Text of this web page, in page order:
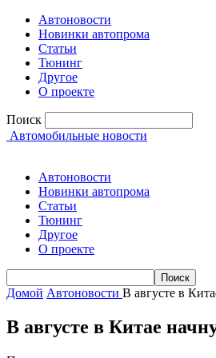
Автоновости
Новинки автопрома
Статьи
Тюнинг
Другое
О проекте
Поиск
Автомобильные новости
Автоновости
Новинки автопрома
Статьи
Тюнинг
Другое
О проекте
Домой Автоновости В августе в
В августе в Китае